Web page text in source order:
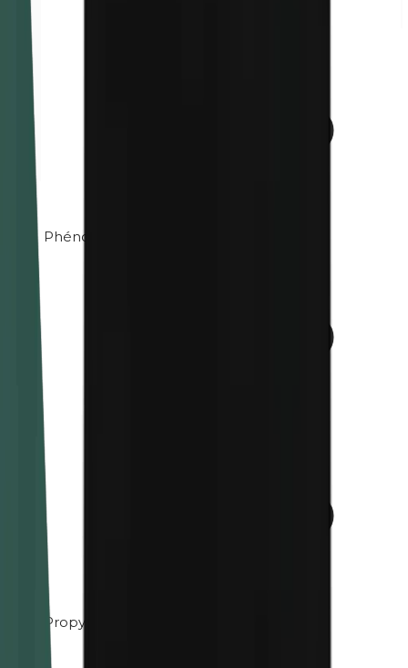
Phénoxyéthanol
Propylène glycol